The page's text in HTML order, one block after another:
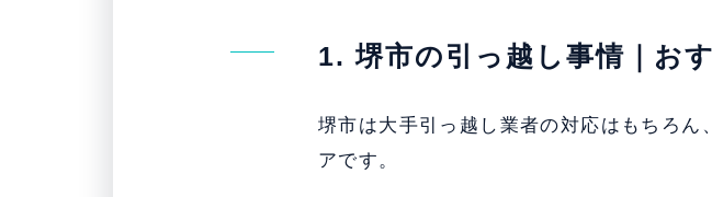
1. 堺市の引っ越し事情｜お
堺市は大手引っ越し業者の対応はもちろん
アです。